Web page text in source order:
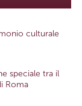
culturale
speciale tra il
Roma